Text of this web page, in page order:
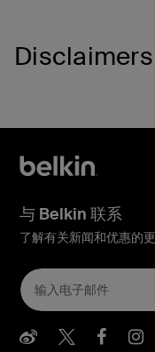
Disclaimers
与 Belkin 联系
了解有关新闻和优惠的
Belkin